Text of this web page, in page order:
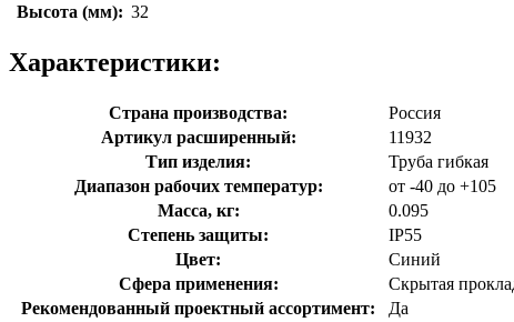
Высота (мм): 32
Характеристики:
Страна производства:
Россия
Артикул расширенный:
11932
Тип изделия:
Труба гибкая
Диапазон рабочих температур:
от -40 до +105
Масса, кг:
0.095
Степень защиты:
IP55
Цвет:
Синий
Сфера применения:
Скрытая
Рекомендованный проектный ассортимент:
Да